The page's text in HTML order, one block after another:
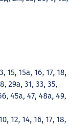
15, 15а, 16, 17, 18,
29а, 31, 33, 35,
45а, 47, 48а, 49,
12, 14, 16, 17, 18,